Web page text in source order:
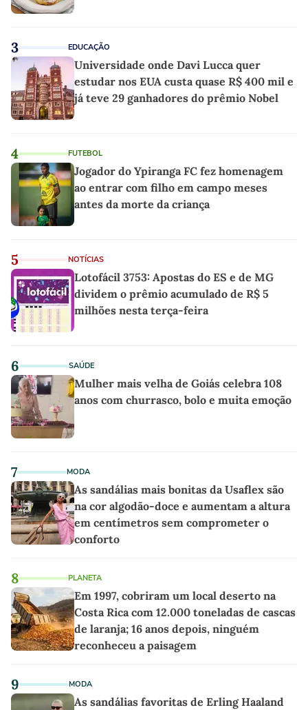
3 EDUCAÇÃO
Universidade onde Davi Lucca quer
estudar nos EUA custa quase R$ 400 mil e
já teve 29 ganhadores do prêmio Nobel
4 FUTEBOL
Jogador do Ypiranga FC fez homenagem
ao entrar com filho em campo meses
antes da morte da criança
5 NOTÍCIAS
Lotofácil 3753: Apostas do ES e de MG
dividem o prêmio acumulado de R$ 5
milhões nesta terça-feira
6 SAÚDE
Mulher mais velha de Goiás celebra 108
anos com churrasco, bolo e muita emoção
7 MODA
As sandálias mais bonitas da Usaflex são
na cor algodão-doce e aumentam a altura
em centímetros sem comprometer o
conforto
8 PLANETA
Em 1997, cobriram um local deserto na
Costa Rica com 12.000 toneladas de cascas
de laranja; 16 anos depois, ninguém
reconheceu a paisagem
9 MODA
As sandálias favoritas de Erling Haaland